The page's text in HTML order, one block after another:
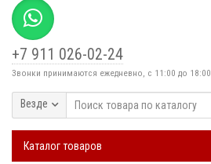
+7 911 026-02-24
Звонки принимаются ежедневно, с 11:00 до 18:00
Везде
Каталог товаров